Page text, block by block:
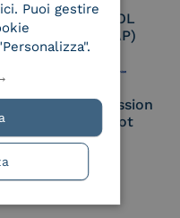
Certified PEPPOL
Access Point (AP)
European Commission
Large Scale Pilot
Member
Puoi gestire